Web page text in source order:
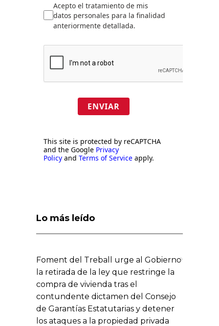
Acepto el tratamiento de mis
datos personales para la finalidad
anteriormente detallada.
ENVIAR
This site is protected by reCAPTCHA
and the Google Privacy
Policy and Terms of Service apply.
Lo más leído
Foment del Treball urge al Gobierno
la retirada de la ley que restringe la
compra de vivienda tras el
contundente dictamen del Consejo
de Garantías Estatutarias y detener
los ataques a la propiedad privada